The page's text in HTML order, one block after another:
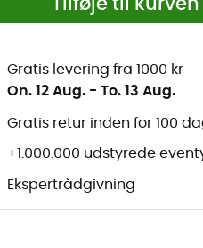
Tilføje til kurven
Gratis levering fra 1000 kr
On. 12 Aug. - To. 13 Aug.
Gratis retur inden for 100
+1.000.000 udstyrede
Ekspertrådgivning